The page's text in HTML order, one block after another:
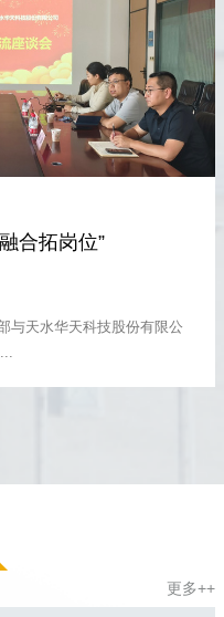
合拓岗位”
与天水华天科技股份有限公
更多++